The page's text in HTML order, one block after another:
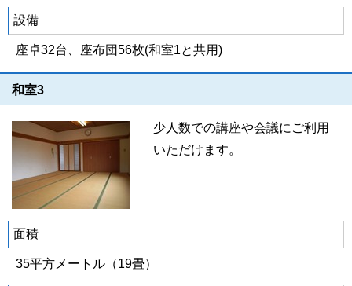
設備
座卓32台、座布団56枚(和室1と共用)
和室3
少人数での講座や会議にご利用
いただけます。
面積
35平方メートル（19畳）